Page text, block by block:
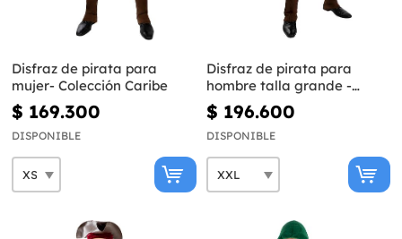
Disfraz de pirata para
mujer- Colección Caribe
$ 169.300
DISPONIBLE
Disfraz de pirata para
hombre talla grande -
Colección Caribe
$ 196.600
DISPONIBLE